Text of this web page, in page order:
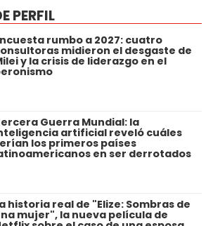
PERFIL
rumbo a 2027: cuatro
midieron el desgaste de
y la crisis de liderazgo en el
Guerra Mundial: la
artificial reveló cuáles
los primeros países
en ser derrotados
historia real de "Elize: Sombras de
mujer", la nueva película de